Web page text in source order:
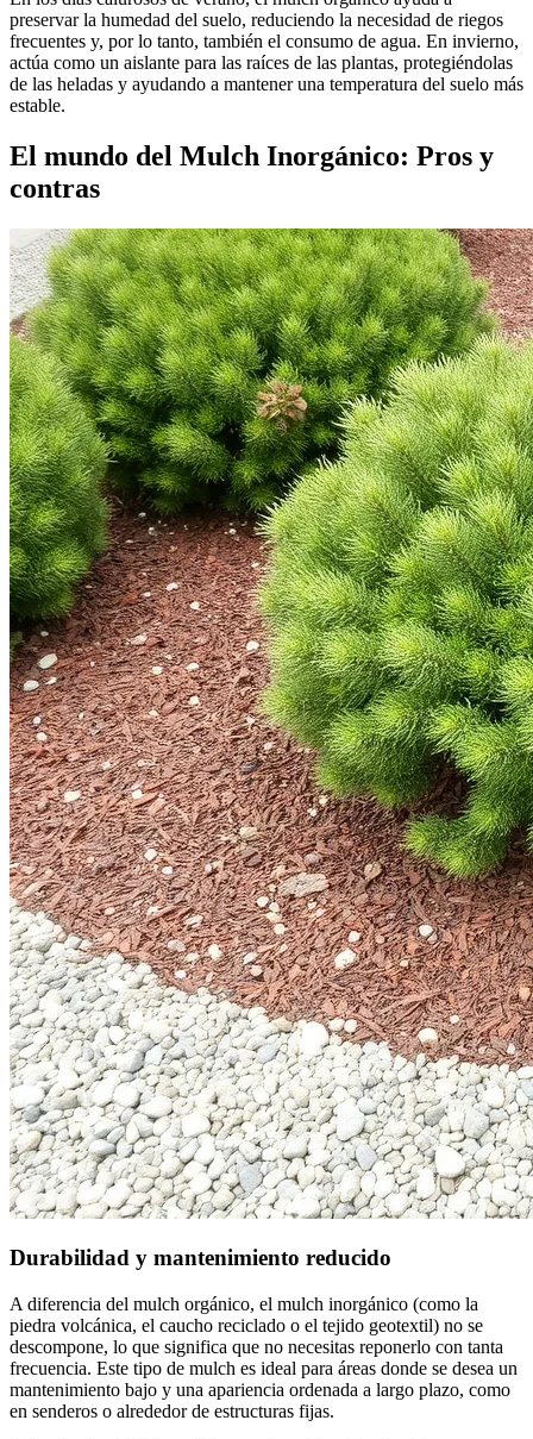
preservar la humedad del suelo, reduciendo la necesidad de riegos
frecuentes y, por lo tanto, también el consumo de agua. En invierno,
actúa como un aislante para las raíces de las plantas, protegiéndolas
de las heladas y ayudando a mantener una temperatura del suelo más
estable.
El mundo del Mulch Inorgánico: Pros y
contras
Durabilidad y mantenimiento reducido
A diferencia del mulch orgánico, el mulch inorgánico (como la
piedra volcánica, el caucho reciclado o el tejido geotextil) no se
descompone, lo que significa que no necesitas reponerlo con tanta
frecuencia. Este tipo de mulch es ideal para áreas donde se desea un
mantenimiento bajo y una apariencia ordenada a largo plazo, como
en senderos o alrededor de estructuras fijas.